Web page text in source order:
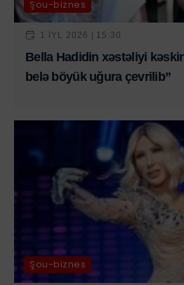
Şou-biznes
1 IYL 2026 | 15:30
Bella Hadidin xəstəliyi
belə böyük uğura çevrilib”
Şou-biznes